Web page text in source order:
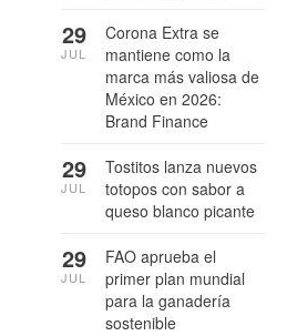
Corona Extra se
mantiene como la
marca más valiosa de
México en 2026:
Brand Finance
29
JUL
Tostitos lanza nuevos
totopos con sabor a
queso blanco picante
29
JUL
FAO aprueba el
primer plan mundial
para la ganadería
sostenible
29
JUL